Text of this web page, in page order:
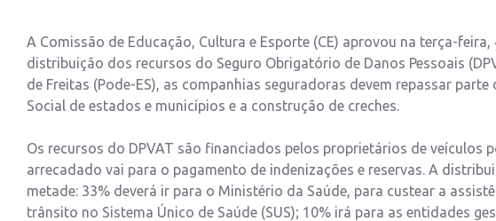
A Comissão de Educação, Cultura e Esporte (CE) aprovou na terça-
distribuição dos recursos do Seguro Obrigatório de Danos Pessoais
de Freitas (Pode-ES), as companhias seguradoras devem repassar
Social de estados e municípios e a construção de creches.
Os recursos do DPVAT são financiados pelos proprietários de veículos
arrecadado vai para o pagamento de indenizações e reservas. A
metade: 33% deverá ir para o Ministério da Saúde, para custear a
trânsito no Sistema Único de Saúde (SUS); 10% irá para as entidades